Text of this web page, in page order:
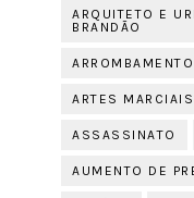
ARQUITETO E
BRANDÃO
ARROMBAMENTO
ARTES MARCIAIS
ASSASSINATO
AUMENTO DE